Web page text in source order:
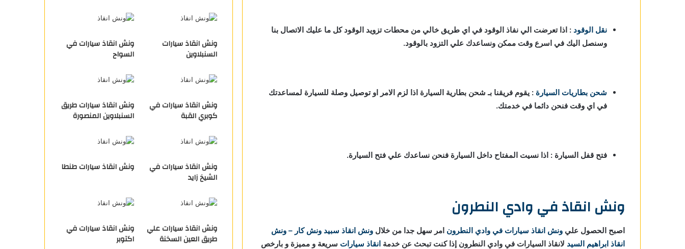
نقل الوقود : اذا تعرضت الي نفاذ الوقود في اي طريق خالي من محطات تزويد الوقود كل ما عليك الاتصال بنا
وسنصل اليك في اسرع وقت ممكن ونساعدك علي التزود بالوقود.
شحن بطاريات السيارة : يقوم فريقنا بـ شحن بطارية السيارة اذا لزم الامر او توصيل وصلة للسيارة لمساعدتك
في اي وقت فنحن دائما في خدمتك.
فتح قفل السيارة : اذا نسيت المفتاح داخل السيارة فنحن نساعدك علي فتح السيارة.
ونش انقاذ في وادي النطرون
اصبح الحصول علي ونش انقاذ سيارات في وادي النطرون امر سهل جدا من خلال ونش انقاذ سبيد ونش كار – ونش
انقاذ ابراهيم السيد لانقاذ السيارات في وادي النطرون إذا كنت تبحث عن خدمة انقاذ سيارات سريعة و مميزة و بارخص
ونش انقاذ سيارات
السنبلاوين
ونش انقاذ سيارات في
السواح
ونش انقاذ سيارات في
كوبري القبة
ونش انقاذ سيارات طريق
السنبلاوين المنصورة
ونش انقاذ سيارات في
الشيخ زايد
ونش انقاذ سيارات طنطا
ونش انقاذ سيارات علي
طريق العين السخنة
ونش انقاذ سيارات في
اكتوبر